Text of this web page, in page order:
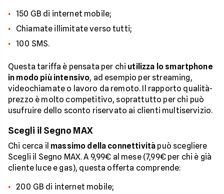
150 GB di internet mobile;
Chiamate illimitate verso tutti;
100 SMS.
Questa tariffa è pensata per chi utilizza lo smartphone
in modo più intensivo, ad esempio per streaming,
videochiamate o lavoro da remoto. Il rapporto qualità-
prezzo è molto competitivo, soprattutto per chi può
usufruire dello sconto riservato ai clienti multiservizio.
Scegli il Segno MAX
Chi cerca il massimo della connettività può scegliere
Scegli il Segno MAX. A 9,99€ al mese (7,99€ per chi è già
cliente luce e gas), questa offerta comprende:
200 GB di internet mobile;